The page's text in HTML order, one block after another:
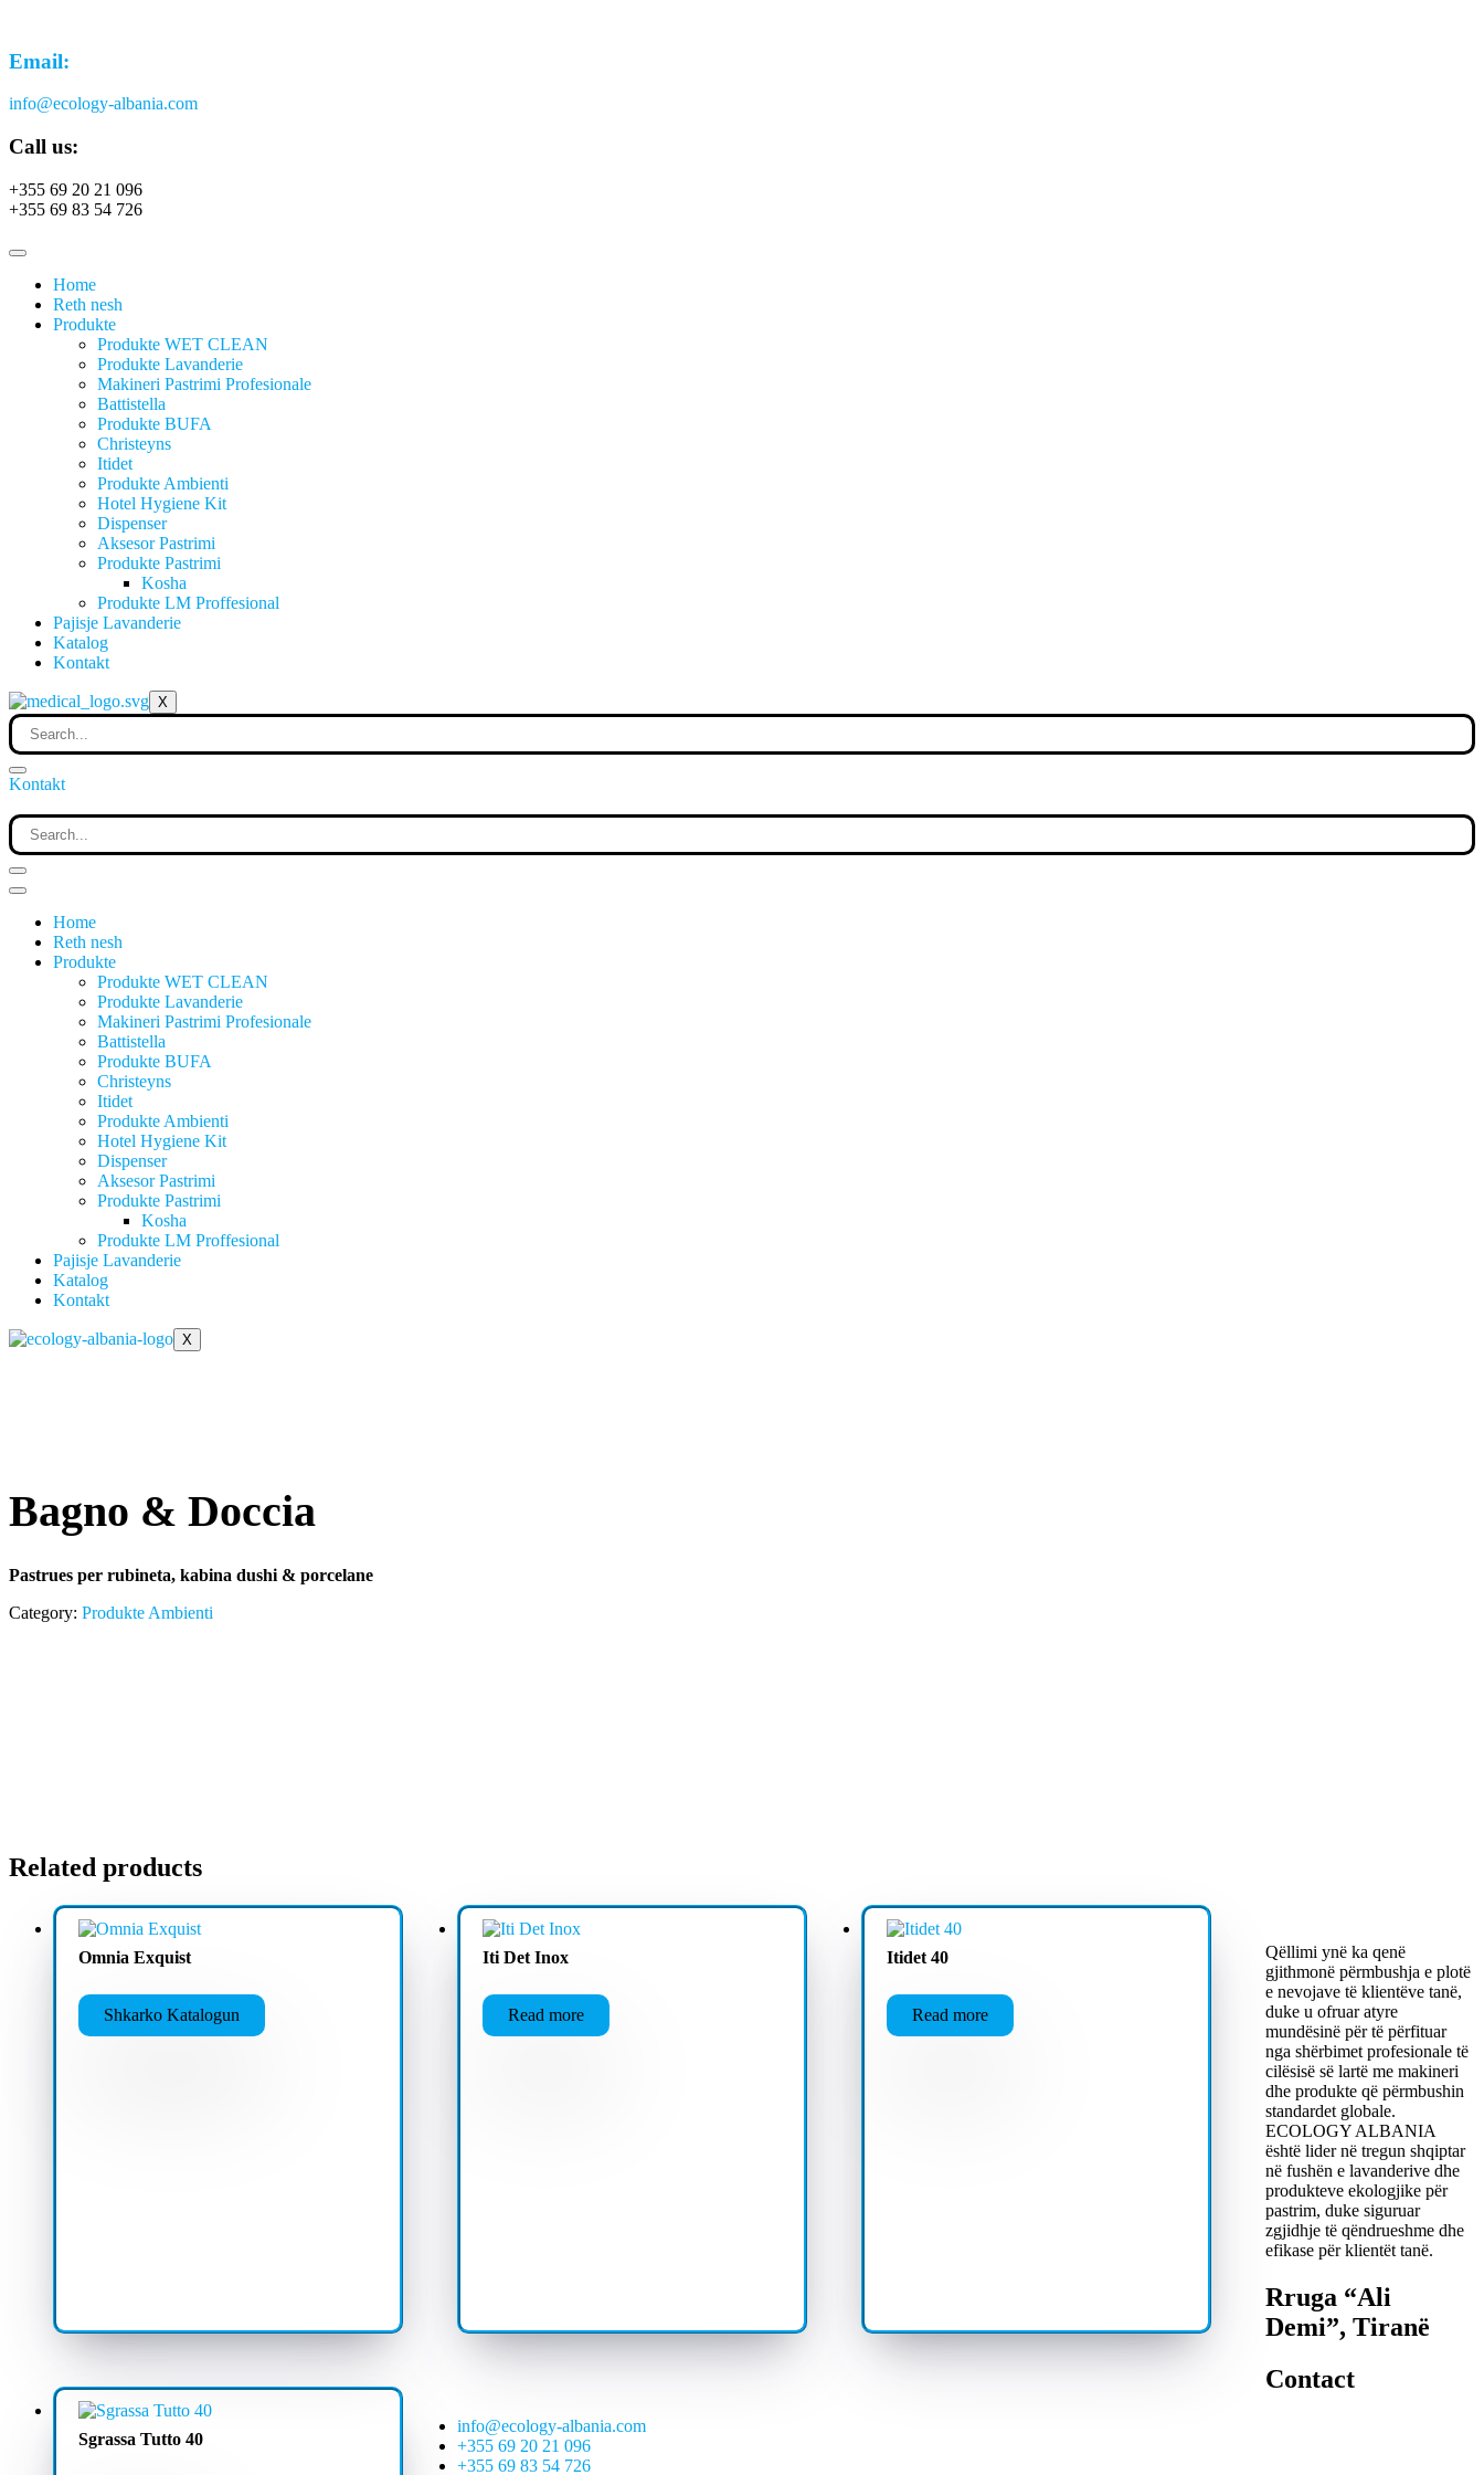
Email:
info@ecology-albania.com
Call us:
+355 69 20 21 096
+355 69 83 54 726
Home
Reth nesh
Produkte
Produkte WET CLEAN
Produkte Lavanderie
Makineri Pastrimi Profesionale
Battistella
Produkte BUFA
Christeyns
Itidet
Produkte Ambienti
Hotel Hygiene Kit
Dispenser
Aksesor Pastrimi
Produkte Pastrimi
Kosha
Produkte LM Proffesional
Pajisje Lavanderie
Katalog
Kontakt
X
Kontakt
Home
Reth nesh
Produkte
Produkte WET CLEAN
Produkte Lavanderie
Makineri Pastrimi Profesionale
Battistella
Produkte BUFA
Christeyns
Itidet
Produkte Ambienti
Hotel Hygiene Kit
Dispenser
Aksesor Pastrimi
Produkte Pastrimi
Kosha
Produkte LM Proffesional
Pajisje Lavanderie
Katalog
Kontakt
X
Bagno & Doccia
Pastrues per rubineta, kabina dushi & porcelane
Category: Produkte Ambienti
Related products
Omnia Exquist
Shkarko Katalogun
Iti Det Inox
Read more
Itidet 40
Read more
Sgrassa Tutto 40
Qëllimi ynë ka qenë
gjithmonë përmbushja e plotë
e nevojave të klientëve tanë,
duke u ofruar atyre
mundësinë për të përfituar
nga shërbimet profesionale të
cilësisë së lartë me makineri
dhe produkte që përmbushin
standardet globale.
ECOLOGY ALBANIA
është lider në tregun shqiptar
në fushën e lavanderive dhe
produkteve ekologjike për
pastrim, duke siguruar
zgjidhje të qëndrueshme dhe
efikase për klientët tanë.
Rruga “Ali
Demi”, Tiranë
Contact
info@ecology-albania.com
+355 69 20 21 096
+355 69 83 54 726